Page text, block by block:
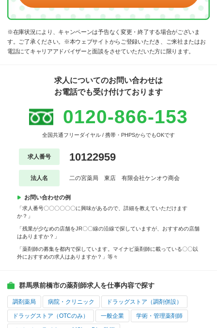
※在庫状況により、キャンペーンは予告なく変更・終了する場合がございま
す。ご了承ください。※本ウェブサイトからご登録いただき、ご来社またはお
電話にてキャリアアドバイザーと面談をさせていただいた方に限ります。
求人についてのお問い合わせは
お電話でも受け付けております
0120-866-153
全国共通フリーダイヤル / 携帯・PHPSからでもOKです
求人番号 10122959
法人名 二の宮薬局 東店 有限会社ケンオウ商会
お問い合わせの例
「求人番号〇〇〇〇〇〇に興味があるので、詳細を教えていただけます
か？」
「残業が少なめの店舗をJR〇〇線の沿線で探していますが、おすすめの店舗
はありますか？」
「薬剤師の募集を都内で探しています。マイナビ薬剤師に載っている〇〇以
外におすすめの求人はありますか？」等々
群馬県前橋市の薬剤師求人を仕事内容で探す
調剤薬局 病院・クリニック ドラッグストア（調剤併設）
ドラッグストア（OTCのみ） 一般企業 学術・管理薬剤師